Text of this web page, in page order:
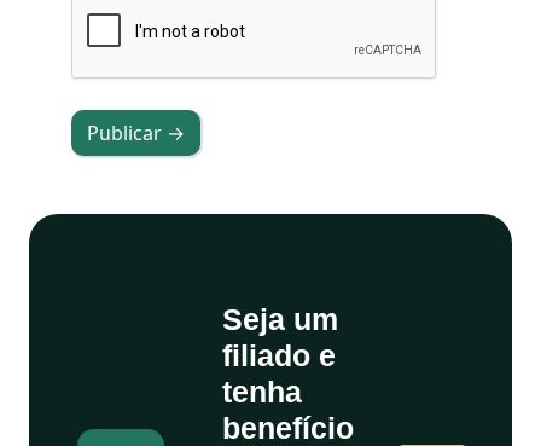
Publicar →
Seja um
filiado e
tenha
benefício